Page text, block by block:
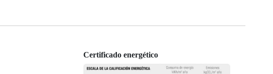
Certificado energético